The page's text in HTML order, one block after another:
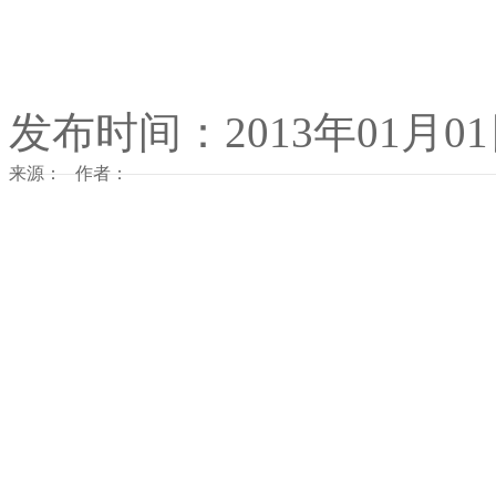
发布时间：2013年01月
来源： 作者：